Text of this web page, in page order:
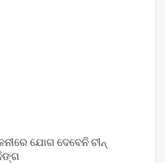
ଯୋଗ ଦେବେନି ଚୀନ୍